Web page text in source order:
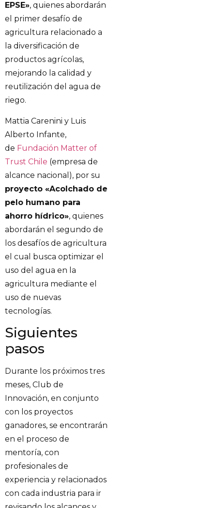
EPSE», quienes abordarán
el primer desafío de
agricultura relacionado a
la diversificación de
productos agrícolas,
mejorando la calidad y
reutilización del agua de
riego.
Mattia Carenini y Luis
Alberto Infante,
de Fundación Matter of
Trust Chile (empresa de
alcance nacional), por su
proyecto «Acolchado de
pelo humano para
ahorro hídrico», quienes
abordarán el segundo de
los desafíos de agricultura
el cual busca optimizar el
uso del agua en la
agricultura mediante el
uso de nuevas
tecnologías.
Siguientes
pasos
Durante los próximos tres
meses, Club de
Innovación, en conjunto
con los proyectos
ganadores, se encontrarán
en el proceso de
mentoría, con
profesionales de
experiencia y relacionados
con cada industria para ir